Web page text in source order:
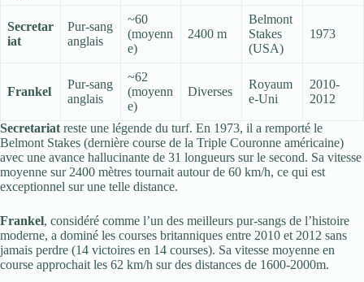
Secretar
iat
Pur-sang
anglais
~60
(moyenn
e)
2400 m
Belmont
Stakes
(USA)
1973
Frankel
Pur-sang
anglais
~62
(moyenn
e)
Diverses
Royaum
e-Uni
2010-
2012
Secretariat reste une légende du turf. En 1973, il a remporté le
Belmont Stakes (dernière course de la Triple Couronne américaine)
avec une avance hallucinante de 31 longueurs sur le second. Sa vitesse
moyenne sur 2400 mètres tournait autour de 60 km/h, ce qui est
exceptionnel sur une telle distance.
Frankel, considéré comme l’un des meilleurs pur-sangs de l’histoire
moderne, a dominé les courses britanniques entre 2010 et 2012 sans
jamais perdre (14 victoires en 14 courses). Sa vitesse moyenne en
course approchait les 62 km/h sur des distances de 1600-2000m.